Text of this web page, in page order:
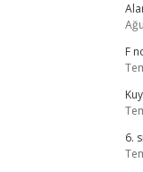
F
6.